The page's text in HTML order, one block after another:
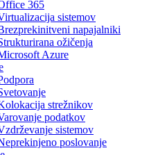
365
sistemov
napajalniki
ožičenja
Azure
strežnikov
podatkov
sistemov
poslovanje